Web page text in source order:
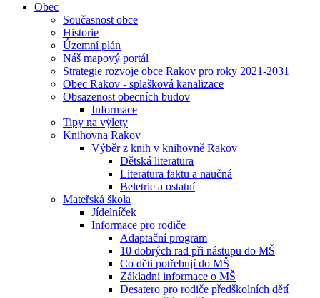
Obec
Současnost obce
Historie
Územní plán
Náš mapový portál
Strategie rozvoje obce Rakov pro roky 2021-2031
Obec Rakov - splašková kanalizace
Obsazenost obecních budov
Informace
Tipy na výlety
Knihovna Rakov
Výběr z knih v knihovně Rakov
Dětská literatura
Literatura faktu a naučná
Beletrie a ostatní
Mateřská škola
Jídelníček
Informace pro rodiče
Adaptační program
10 dobrých rad při nástupu do MŠ
Co děti potřebují do MŠ
Základní informace o MŠ
Desatero pro rodiče předškolních dětí